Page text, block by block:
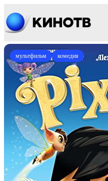
мультфильм комедия